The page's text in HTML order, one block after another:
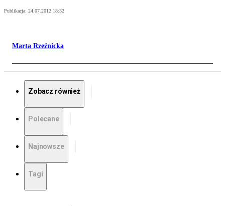
Publikacja: 24.07.2012 18:32
Marta Rzeźnicka
Zobacz również
Polecane
Najnowsze
Tagi